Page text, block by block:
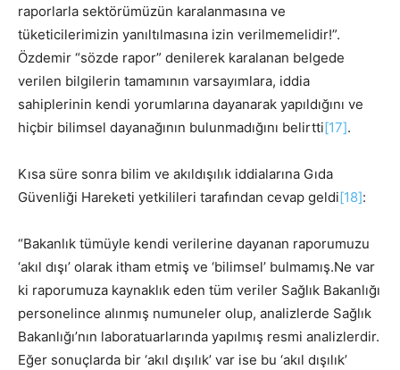
raporlarla sektörümüzün karalanmasına ve
tüketicilerimizin yanıltılmasına izin verilmemelidir!”.
Özdemir “sözde rapor” denilerek karalanan belgede
verilen bilgilerin tamamının varsayımlara, iddia
sahiplerinin kendi yorumlarına dayanarak yapıldığını ve
hiçbir bilimsel dayanağının bulunmadığını belirtti[17].
Kısa süre sonra bilim ve akıldışılık iddialarına Gıda
Güvenliği Hareketi yetkilileri tarafından cevap geldi[18]:
“Bakanlık tümüyle kendi verilerine dayanan raporumuzu
‘akıl dışı’ olarak itham etmiş ve ‘bilimsel’ bulmamış.Ne var
ki raporumuza kaynaklık eden tüm veriler Sağlık Bakanlığı
personelince alınmış numuneler olup, analizlerde Sağlık
Bakanlığı’nın laboratuarlarında yapılmış resmi analizlerdir.
Eğer sonuçlarda bir ‘akıl dışılık’ var ise bu ‘akıl dışılık’